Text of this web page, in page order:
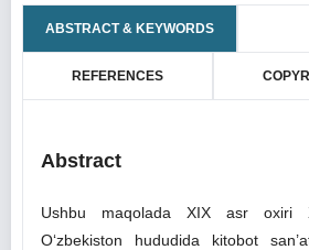
ABSTRACT & KEYWORDS
REFERENCES
Abstract
Ushbu maqolada XIX asr oxiri
O‘zbekiston hududida kitobot